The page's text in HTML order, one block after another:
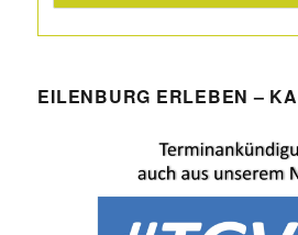
EILENBURG ERLEBEN –